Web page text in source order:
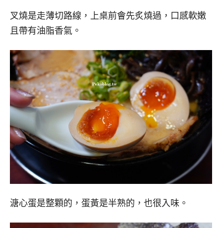
叉燒是走薄切路線，上桌前會先炙燒過，口感軟嫩
且帶有油脂香氣。
溏心蛋是整顆的，蛋黃是半熟的，也很入味。